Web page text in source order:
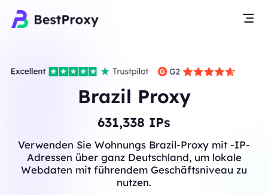
Brazil Proxy
631,338 IPs
Verwenden Sie Wohnungs Brazil-Proxy mit -IP-
Adressen über ganz Deutschland, um lokale
Webdaten mit führendem Geschäftsniveau zu
nutzen.